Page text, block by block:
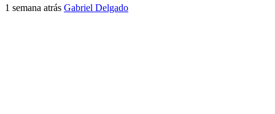
1 semana atrás Gabriel Delgado